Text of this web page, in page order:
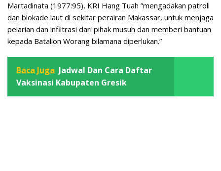
Martadinata (1977:95), KRI Hang Tuah ”mengadakan patroli
dan blokade laut di sekitar perairan Makassar, untuk menjaga
pelarian dan infiltrasi dari pihak musuh dan memberi bantuan
kepada Batalion Worang bilamana diperlukan.”
Baca Juga Jadwal Dan Cara Daftar
Vaksinasi Kabupaten Gresik